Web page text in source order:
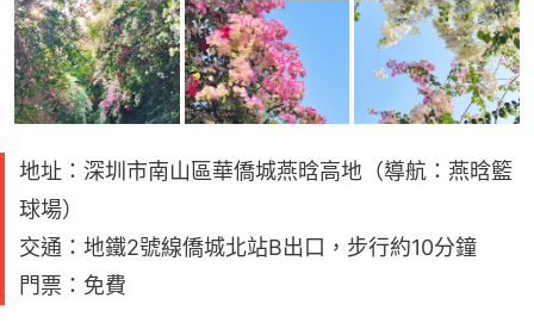
地址：深圳市南山區華僑城燕晗高地（導航：燕晗籃
球場）
交通：地鐵2號線僑城北站B出口，步行約10分鐘
門票：免費